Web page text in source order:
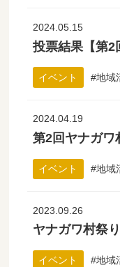
2024.05.15
投票結果【第2
イベント 地域
2024.04.19
第2回ヤナガワ
イベント 地域
2023.09.26
ヤナガワ村祭
イベント 地域